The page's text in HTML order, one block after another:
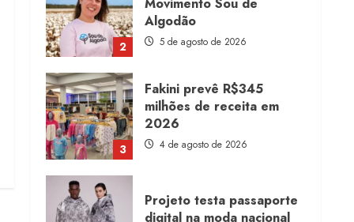
2
Algodão
5 de agosto de 2026
3
Fakini prevê R$345
milhões de receita em
2026
4 de agosto de 2026
Projeto testa passaporte
digital na moda nacional